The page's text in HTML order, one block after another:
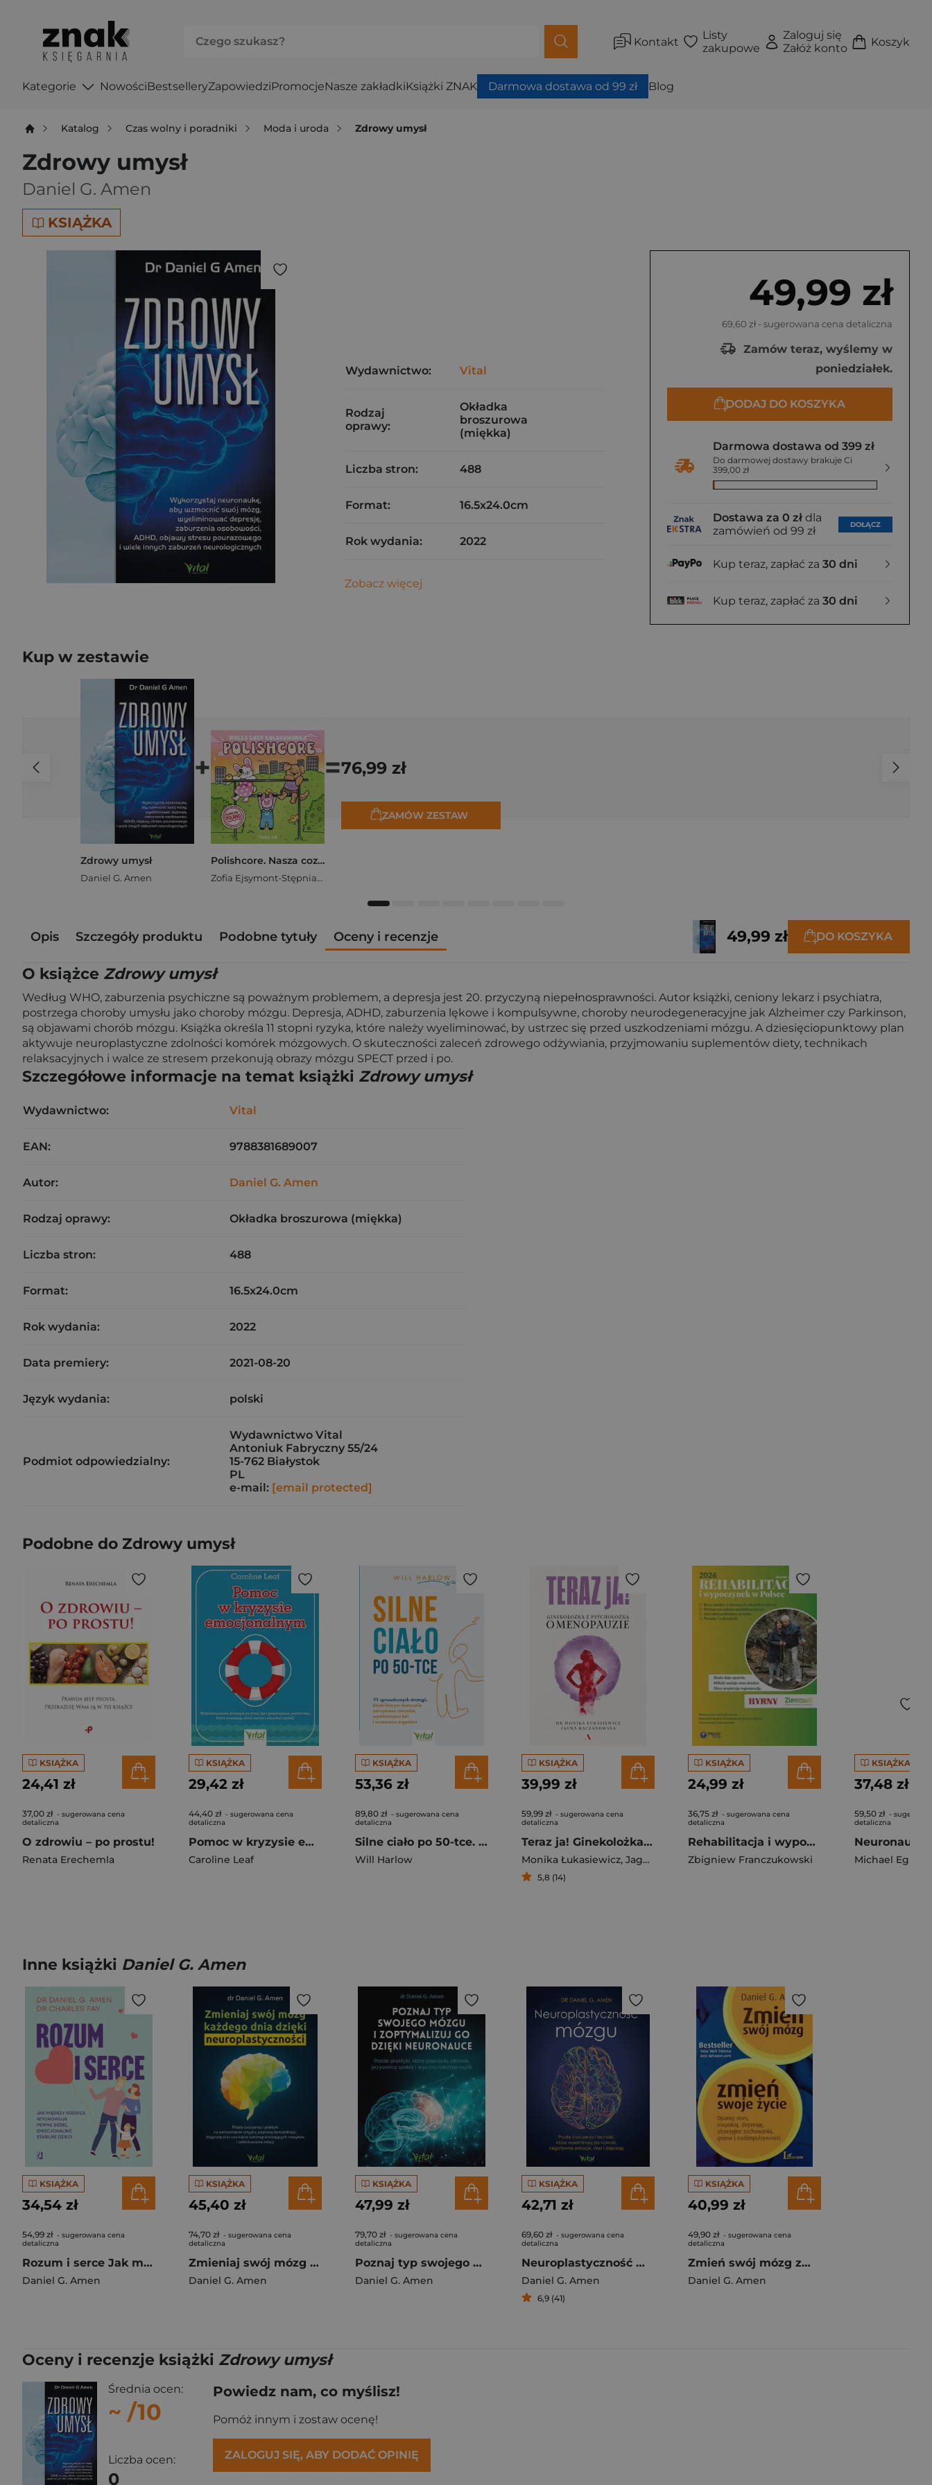
Kontakt
Listy
zakupowe
Zaloguj się
Załóż konto
Koszyk
Kategorie NowościBestselleryZapowiedziPromocjeNasze zakładkiKsiążki ZNAK Darmowa dostawa od 99 zł Blog
Katalog Czas wolny i poradniki Moda i uroda Zdrowy umysł
Zdrowy umysł
Daniel G. Amen
KSIĄŻKA
49,99 zł
69,60 zł - sugerowana cena detaliczna
Zamów teraz, wyślemy w
poniedziałek.
DODAJ DO KOSZYKA
Darmowa dostawa od 399 zł
Do darmowej dostawy brakuje Ci
399,00 zł
Dostawa za 0 zł dla
zamówień od 99 zł
DOŁĄCZ
Kup teraz, zapłać za 30 dni
Kup teraz, zapłać za 30 dni
Wydawnictwo: Vital
Rodzaj
oprawy:
Okładka
broszurowa
(miękka)
Liczba stron: 488
Format: 16.5x24.0cm
Rok wydania: 2022
Zobacz więcej
Kup w zestawie
Zdrowy umysł
Daniel G. Amen
+
Polishcore. Nasza cozy kolorowanka
Zofia Ejsymont-Stępniak „Timka.ink”
=76,99 zł
ZAMÓW ZESTAW
Opis Szczegóły produktu Podobne tytuły Oceny i recenzje 49,99 zł DO KOSZYKA
O książce Zdrowy umysł
Według WHO, zaburzenia psychiczne są poważnym problemem, a depresja jest 20. przyczyną niepełnosprawności. Autor książki, ceniony lekarz i psychiatra,
postrzega choroby umysłu jako choroby mózgu. Depresja, ADHD, zaburzenia lękowe i kompulsywne, choroby neurodegeneracyjne jak Alzheimer czy Parkinson,
są objawami chorób mózgu. Książka określa 11 stopni ryzyka, które należy wyeliminować, by ustrzec się przed uszkodzeniami mózgu. A dziesięciopunktowy plan
aktywuje neuroplastyczne zdolności komórek mózgowych. O skuteczności zaleceń zdrowego odżywiania, przyjmowaniu suplementów diety, technikach
relaksacyjnych i walce ze stresem przekonują obrazy mózgu SPECT przed i po.
Szczegółowe informacje na temat książki Zdrowy umysł
Wydawnictwo: Vital
EAN: 9788381689007
Autor: Daniel G. Amen
Rodzaj oprawy: Okładka broszurowa (miękka)
Liczba stron: 488
Format: 16.5x24.0cm
Rok wydania: 2022
Data premiery: 2021-08-20
Język wydania: polski
Podmiot odpowiedzialny:
Wydawnictwo Vital
Antoniuk Fabryczny 55/24
15-762 Białystok
PL
e-mail: [email protected]
Podobne do Zdrowy umysł
KSIĄŻKA
24,41 zł
37,00 zł - sugerowana cena
detaliczna
O zdrowiu – po prostu!
Renata Erechemla
KSIĄŻKA
29,42 zł
44,40 zł - sugerowana cena
detaliczna
Pomoc w kryzysie emocjonalnym. Natychmiastowe strategie na stres, lęk i przeciążenie psychiczne, które pomagają ukoić nerwy i odzyskać spokój
Caroline Leaf
KSIĄŻKA
53,36 zł
89,80 zł - sugerowana cena
detaliczna
Silne ciało po 50-tce. 111 sprawdzonych strategii, dzięki którym skutecznie zatrzymasz starzenie, wyeliminujesz ból i wzmocnisz organizm
Will Harlow
KSIĄŻKA
39,99 zł
59,99 zł - sugerowana cena
detaliczna
Teraz ja! Ginekolożka z psycholożką o menopauzie
Monika Łukasiewicz, Jagna Kaczanowska
5,8 (14)
KSIĄŻKA
24,99 zł
36,75 zł - sugerowana cena
detaliczna
Rehabilitacja i wypoczynek w Polsce 2026
Zbigniew Franczukowski
KSIĄŻKA
37,48 zł
59,50 zł -
detaliczna
Michael Egnor
Inne książki Daniel G. Amen
KSIĄŻKA
34,54 zł
54,99 zł - sugerowana cena
detaliczna
Rozum i serce Jak mądrzy rodzice wychowują pewne siebie, emocjonalnie stabilne dzieci
Daniel G. Amen
KSIĄŻKA
45,40 zł
74,70 zł - sugerowana cena
detaliczna
Zmieniaj swój mózg każdego dnia dzięki neuroplastyczności
Daniel G. Amen
KSIĄŻKA
47,99 zł
79,70 zł - sugerowana cena
detaliczna
Poznaj typ swojego mózgu i zoptymalizuj go dzięki neuronauce
Daniel G. Amen
KSIĄŻKA
42,71 zł
69,60 zł - sugerowana cena
detaliczna
Neuroplastyczność mózgu
Daniel G. Amen
6,9 (41)
KSIĄŻKA
40,99 zł
49,90 zł - sugerowana cena
detaliczna
Zmień swój mózg zmień swoje życie Opanuj stres, niepokój, depresję, obsesyjne zachowania, gniew i nadimpulsywność
Daniel G. Amen
Oceny i recenzje książki Zdrowy umysł
Średnia ocen:
~ /10
Liczba ocen:
0
Powiedz nam, co myślisz!
Pomóż innym i zostaw ocenę!
ZALOGUJ SIĘ, ABY DODAĆ OPINIĘ